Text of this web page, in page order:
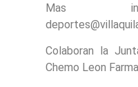
Mas
Colaboran la
Chemo Leon